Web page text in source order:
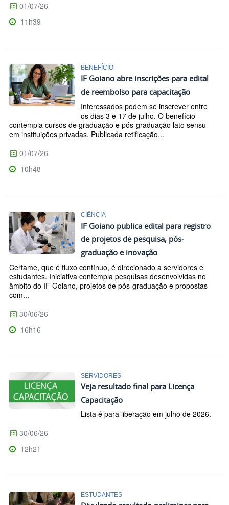
01/07/26
11h39
BENEFÍCIO
IF Goiano abre inscrições para edital
de reembolso para capacitação
Interessados podem se inscrever entre
os dias 3 e 17 de julho. O benefício
contempla cursos de graduação e pós-graduação lato sensu
em instituições privadas. Publicada retificação...
01/07/26
10h48
CIÊNCIA
IF Goiano publica edital para registro
de projetos de pesquisa, pós-
graduação e inovação
Certame, que é fluxo contínuo, é direcionado a servidores e
estudantes. Iniciativa contempla pesquisas desenvolvidas no
âmbito do IF Goiano, projetos de pós-graduação e propostas
com...
30/06/26
16h16
SERVIDORES
Veja resultado final para Licença
Capacitação
Lista é para liberação em julho de 2026.
30/06/26
12h21
ESTUDANTES